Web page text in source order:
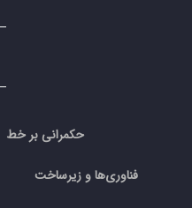
حکمرانی بر خط
فناوری‌ها و زیرساخت